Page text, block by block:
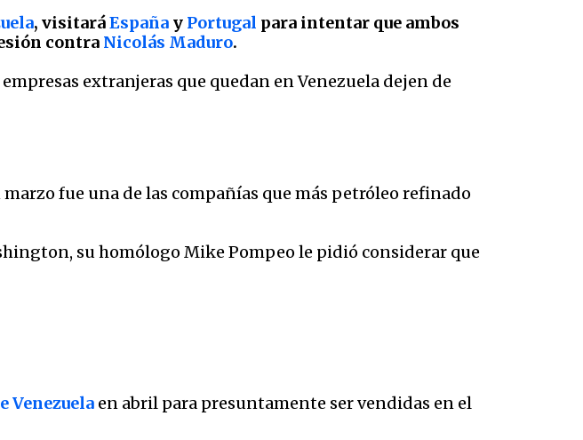
, visitaráEspaña y Portugal para intentar que ambos
contra Nicolás Maduro.
extranjeras que quedan en Venezuela dejen de
fue una de las compañías que más petróleo refinado
su homólogo Mike Pompeo le pidió considerar que
Venezuela en abril para presuntamente ser vendidas en el